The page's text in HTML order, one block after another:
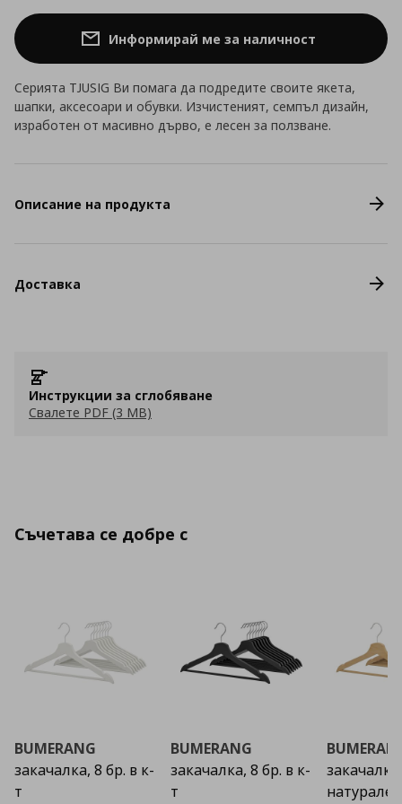
Информирай ме за наличност
Серията TJUSIG Ви помага да подредите своите якета,
шапки, аксесоари и обувки. Изчистеният, семпъл дизайн,
изработен от масивно дърво, е лесен за ползване.
Описание на продукта
Доставка
Инструкции за сглобяване
Свалете PDF (3 MB)
Съчетава се добре с
BUMERANG
закачалка, 8 бр. в к-
т
BUMERANG
закачалка, 8 бр. в к-
т
закачалка,